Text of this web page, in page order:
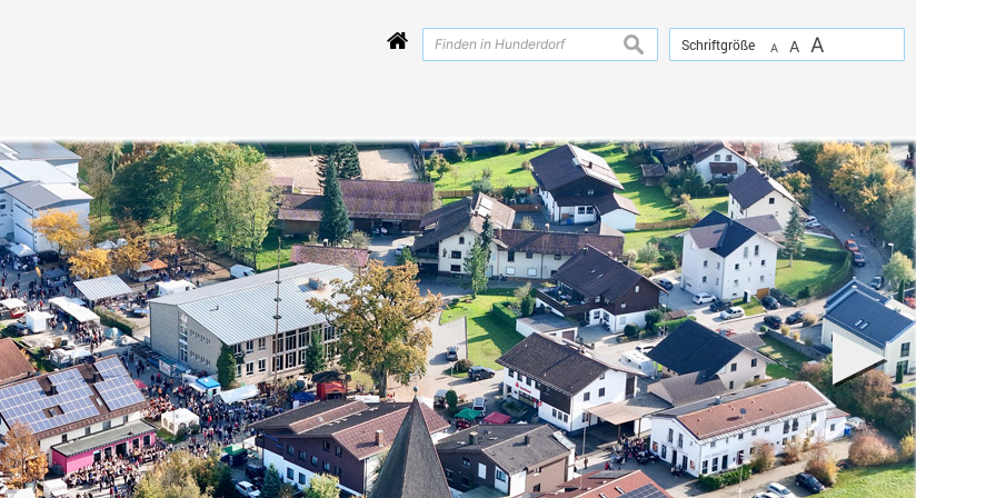
Schriftgröße A A A
suchen